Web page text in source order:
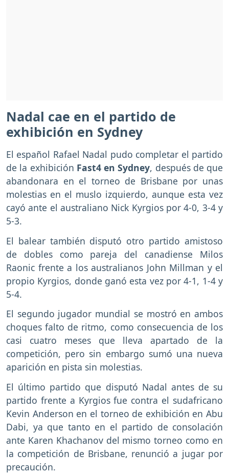
Nadal cae en el partido de
exhibición en Sydney
El español Rafael Nadal pudo completar el partido
de la exhibición Fast4 en Sydney, después de que
abandonara en el torneo de Brisbane por unas
molestias en el muslo izquierdo, aunque esta vez
cayó ante el australiano Nick Kyrgios por 4-0, 3-4 y
5-3.
El balear también disputó otro partido amistoso
de dobles como pareja del canadiense Milos
Raonic frente a los australianos John Millman y el
propio Kyrgios, donde ganó esta vez por 4-1, 1-4 y
5-4.
El segundo jugador mundial se mostró en ambos
choques falto de ritmo, como consecuencia de los
casi cuatro meses que lleva apartado de la
competición, pero sin embargo sumó una nueva
aparición en pista sin molestias.
El último partido que disputó Nadal antes de su
partido frente a Kyrgios fue contra el sudafricano
Kevin Anderson en el torneo de exhibición en Abu
Dabi, ya que tanto en el partido de consolación
ante Karen Khachanov del mismo torneo como en
la competición de Brisbane, renunció a jugar por
precaución.